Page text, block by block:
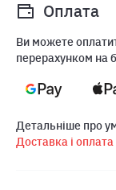
Оплата
Ви можете
перерахунком на
Детальніше про
Доставка і оплата